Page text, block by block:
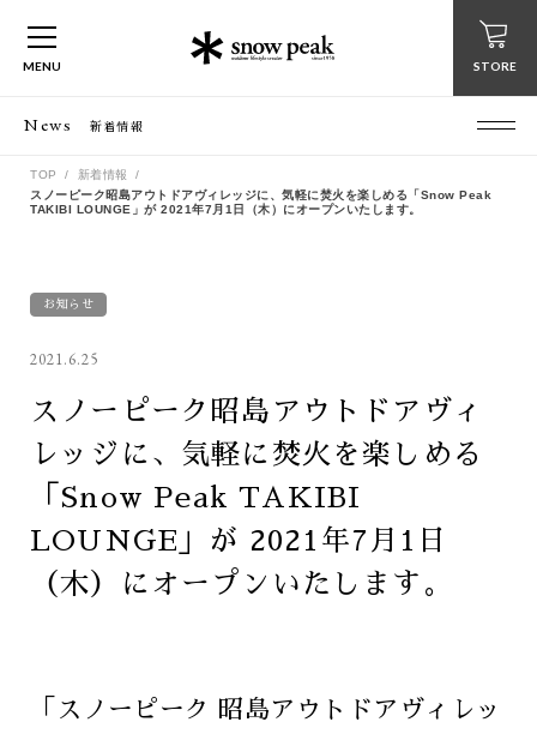
MENU STORE
News 新着情報
TOP
新着情報
スノーピーク昭島アウトドアヴィレッジに、気軽に焚火を楽しめる「Snow Peak
TAKIBI LOUNGE」が 2021年7月1日（木）にオープンいたします。
お知らせ
2021.6.25
スノーピーク昭島アウトドアヴィ
レッジに、気軽に焚火を楽しめる
「Snow Peak TAKIBI
LOUNGE」が 2021年7月1日
（木）にオープンいたします。
「スノーピーク 昭島アウトドアヴィレッ